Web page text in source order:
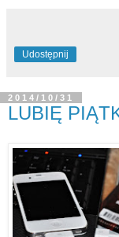
Udostępnij
2014/10/31
LUBIĘ